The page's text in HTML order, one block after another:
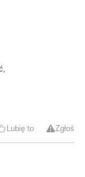
Lubię to Zgłoś